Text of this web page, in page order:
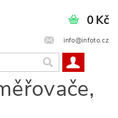
info@infoto.cz
0 Kč
,